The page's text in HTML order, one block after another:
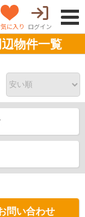
に入り ログイン
物件一覧
問い合わせ